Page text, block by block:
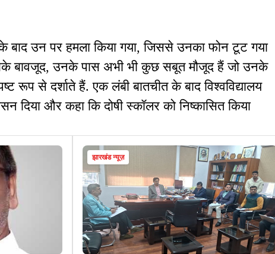
के बाद उन पर हमला किया गया, जिससे उनका फोन टूट गया
बावजूद, उनके पास अभी भी कुछ सबूत मौजूद हैं जो उनके
रूप से दर्शाते हैं. एक लंबी बातचीत के बाद विश्वविद्यालय
दिया और कहा कि दोषी स्कॉलर को निष्कासित किया
झारखंड न्यूज़